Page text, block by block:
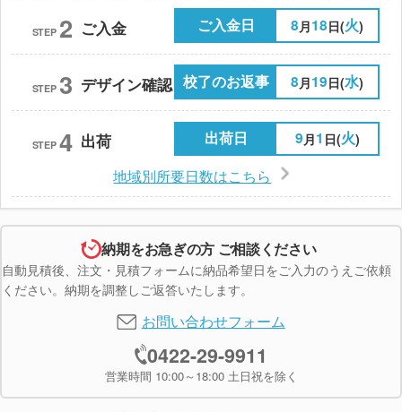
STEP 2 ご入金 ご入金日 8 月18日(火)
STEP 3 デザイン確認 校了のお返事 8 月19日(水)
STEP 4 出荷 出荷日 9 月1 日(火)
地域別所要日数はこちら
納期をお急ぎの方 ご相談ください
自動見積後、注文・見積フォームに納品希望日をご入力のうえご依頼
ください。納期を調整しご返答いたします。
お問い合わせフォーム
0422-29-9911
営業時間 10:00～18:00 土日祝を除く